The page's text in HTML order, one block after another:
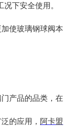
下安全使用。
使玻璃钢球阀本
产品的品类，在
的应用， 阿卡盟